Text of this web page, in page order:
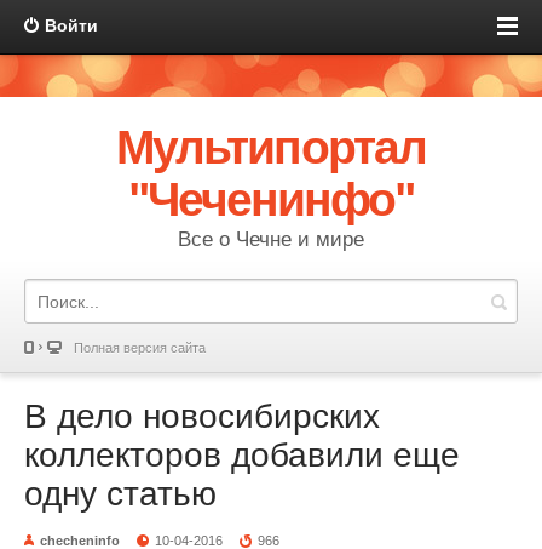
Войти
Мультипортал
"Чеченинфо"
Все о Чечне и мире
Полная версия сайта
В дело новосибирских
коллекторов добавили еще
одну статью
checheninfo 10-04-2016 966